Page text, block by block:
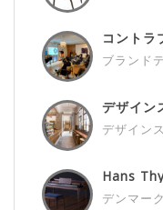
コントラ
ブランド
デザイン
デザイン
Hans
デンマー